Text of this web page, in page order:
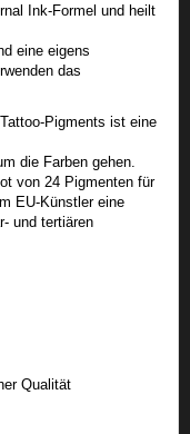
Ink-Formel und heilt
eine eigens
das
Pigments ist eine
die Farben gehen.
von 24 Pigmenten für
EU-Künstler eine
und tertiären
Qualität